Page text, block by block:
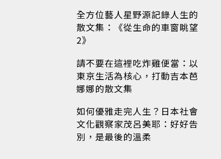
全方位藝人星野源記錄人生的
散文集：《從生命的車窗眺望
2》
請不要在這裡吃炸雞便當：以
東京生活為核心，打動吉本芭
娜娜的散文集
如何優雅走完人生？日本社會
文化觀察家茂呂美耶：好好告
別，是最後的溫柔